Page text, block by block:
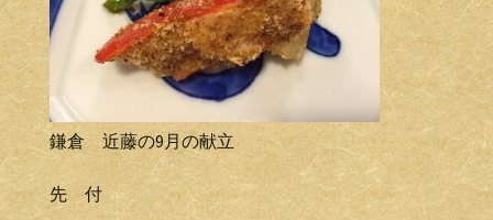
鎌倉 近藤の9月の献立
先 付